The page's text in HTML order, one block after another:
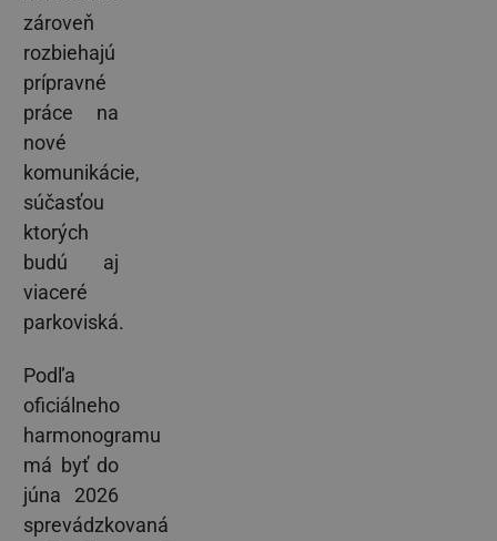
zároveň
rozbiehajú
prípravné
práce na
nové
komunikácie,
súčasťou
ktorých
budú aj
viaceré
parkoviská.
Podľa
oficiálneho
harmonogramu
má byť do
júna 2026
sprevádzkovaná